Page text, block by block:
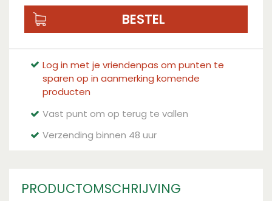
Log in met je vriendenpas om punten te
sparen op in aanmerking komende
producten
Vast punt om op terug te vallen
Verzending binnen 48 uur
PRODUCTOMSCHRIJVING